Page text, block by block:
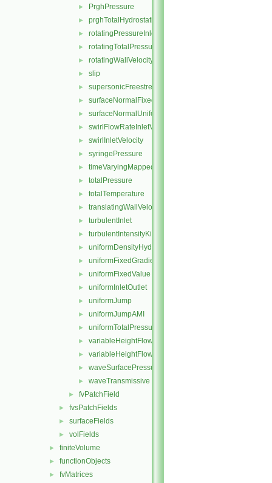
► PrghPressure
► prghTotalHydrostaticPressure
► rotatingPressureInletOutletVelocity
► rotatingTotalPressure
► rotatingWallVelocity
► slip
► supersonicFreestream
► surfaceNormalFixedValue
► surfaceNormalUniformFixedValue
► swirlFlowRateInletVelocity
► swirlInletVelocity
► syringePressure
► timeVaryingMappedFixedValue
► totalPressure
► totalTemperature
► translatingWallVelocity
► turbulentInlet
► turbulentIntensityKineticEnergyInlet
► uniformDensityHydrostaticPressure
► uniformFixedGradient
► uniformFixedValue
► uniformInletOutlet
► uniformJump
► uniformJumpAMI
► uniformTotalPressure
► variableHeightFlowRate
► variableHeightFlowRateInletVelocity
► waveSurfacePressure
► waveTransmissive
► fvPatchField
► fvsPatchFields
► surfaceFields
► volFields
► finiteVolume
► functionObjects
► fvMatrices